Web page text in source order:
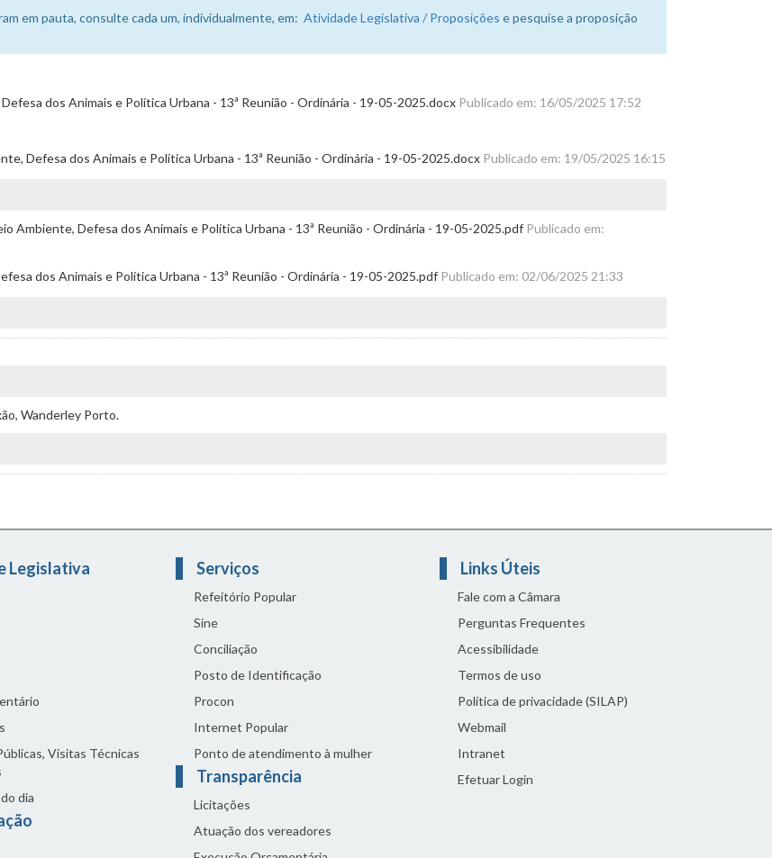
em pauta, consulte cada um, individualmente, em: Atividade Legislativa / Proposições e pesquise a proposição
dos Animais e Política Urbana - 13ª Reunião - Ordinária - 19-05-2025.docx Publicado em: 16/05/2025 17:52
Defesa dos Animais e Política Urbana - 13ª Reunião - Ordinária - 19-05-2025.docx Publicado em: 19/05/2025 16:15
Ambiente, Defesa dos Animais e Política Urbana - 13ª Reunião - Ordinária - 19-05-2025.pdf Publicado em:
dos Animais e Política Urbana - 13ª Reunião - Ordinária - 19-05-2025.pdf Publicado em: 02/06/2025 21:33
Wanderley Porto.
Legislativa
Visitas Técnicas
dia
Serviços
Refeitório Popular
Sine
Conciliação
Posto de Identificação
Procon
Internet Popular
Ponto de atendimento à mulher
Transparência
Licitações
Atuação dos vereadores
Links Úteis
Fale com a Câmara
Perguntas Frequentes
Acessibilidade
Termos de uso
Política de privacidade (SILAP)
Webmail
Intranet
Efetuar Login